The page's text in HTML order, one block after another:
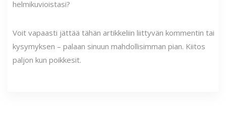
helmikuvioistasi?
Voit vapaasti jättää tähän artikkeliin liittyvän kommentin tai
kysymyksen – palaan sinuun mahdollisimman pian. Kiitos
paljon kun poikkesit.